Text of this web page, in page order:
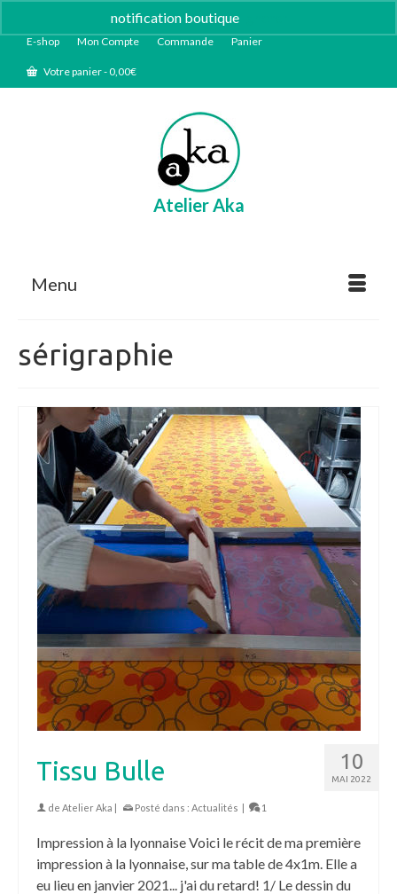
notification boutique
E-shop Mon Compte Commande Panier
Votre panier-0,00€
Atelier Aka
Menu
sérigraphie
10
MAI 2022
Tissu Bulle
de Atelier Aka | Posté dans : Actualités | 1
Impression à la lyonnaise Voici le récit de ma première
impression à la lyonnaise, sur ma table de 4x1m. Elle a
eu lieu en janvier 2021... j'ai du retard! 1/ Le dessin du